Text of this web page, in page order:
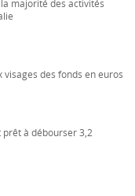
majorité des activités
visages des fonds en euros
prêt à débourser 3,2